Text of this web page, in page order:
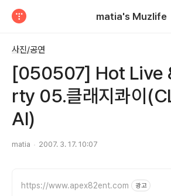
matia's Muzlife
사진/공연
[050507] Hot Live
rty 05.클래지콰이
AI)
matia 2007. 3. 17. 10:07
https://www.apex82ent.com 광고